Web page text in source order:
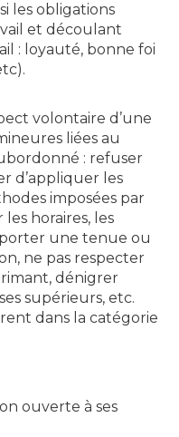
les obligations
et découlant
: loyauté, bonne foi
volontaire d’une
liées au
: refuser
d’appliquer les
imposées par
les horaires, les
une tenue ou
ne pas respecter
dénigrer
supérieurs, etc.
dans la catégorie
ouverte à ses